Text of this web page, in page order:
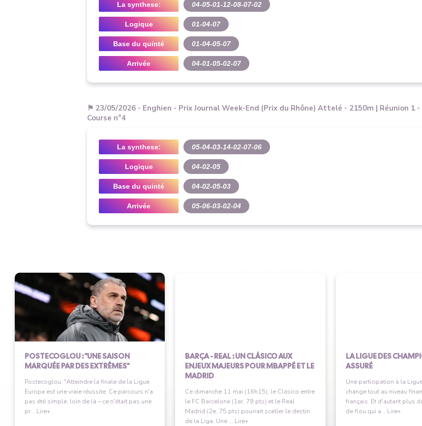
La synthese: 04-05-01-12-08-07-02
Logique 01-04-07
Base du quinté 01-04-05-07
Arrivée 04-01-05-02-07
⚑ 23/05/2026 - Enghien - Prix Journal Week-End (Prix du Rhône) Attelé - 2150m | Réunion 1 -
Course n°4
La synthese: 05-04-03-14-02-07-06
Logique 04-02-05
Base du quinté 04-02-05-03
Arrivée 05-06-03-02-04
POSTECOGLOU : "UNE SAISON
MARQUÉE PAR DES EXTRÊMES"
Postecoglou: "Atteindre la finale de la Ligue
Europa est une vraie réussite. Ce parcours n'a
pas été simple, loin de là – ce n'était pas une
pr... Lire+
BARÇA - REAL : UN CLÁSICO AUX
ENJEUX MAJEURS POUR MBAPPÉ ET LE
MADRID
Ce dimanche 11 mai (16h15), le Clásico entre
le FC Barcelone (1er, 79 pts) et le Real
Madrid (2e, 75 pts) pourrait sceller le destin
de la Liga. Une ... Lire+
LA LIGUE DES
ASSURÉ
Une participation à la
change tout au niveau
français. Et d'autant plus
de flou qui a... Lire+